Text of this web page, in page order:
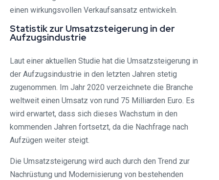
einen wirkungsvollen Verkaufsansatz entwickeln.
Statistik zur Umsatzsteigerung in der
Aufzugsindustrie
Laut einer aktuellen Studie hat die Umsatzsteigerung in
der Aufzugsindustrie in den letzten Jahren stetig
zugenommen. Im Jahr 2020 verzeichnete die Branche
weltweit einen Umsatz von rund 75 Milliarden Euro. Es
wird erwartet, dass sich dieses Wachstum in den
kommenden Jahren fortsetzt, da die Nachfrage nach
Aufzügen weiter steigt.
Die Umsatzsteigerung wird auch durch den Trend zur
Nachrüstung und Modernisierung von bestehenden